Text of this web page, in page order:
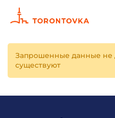
Запрошенные данные не
существуют